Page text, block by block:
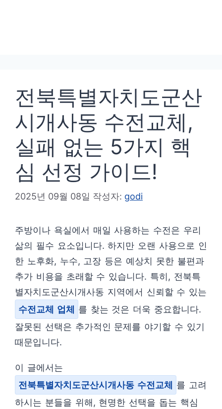
전북특별자치도군산
시개사동 수전교체,
실패 없는 5가지 핵
심 선정 가이드!
2025년 09월 08일 작성자: godi
주방이나 욕실에서 매일 사용하는 수전은 우리
삶의 필수 요소입니다. 하지만 오랜 사용으로 인
한 노후화, 누수, 고장 등은 예상치 못한 불편과
추가 비용을 초래할 수 있습니다. 특히, 전북특
별자치도군산시개사동 지역에서 신뢰할 수 있는
수전교체 업체
를 찾는 것은 더욱 중요합니다.
잘못된 선택은 추가적인 문제를 야기할 수 있기
때문입니다.
이 글에서는
전북특별자치도군산시개사동 수전교체
를 고려
하시는 분들을 위해, 현명한 선택을 돕는 핵심